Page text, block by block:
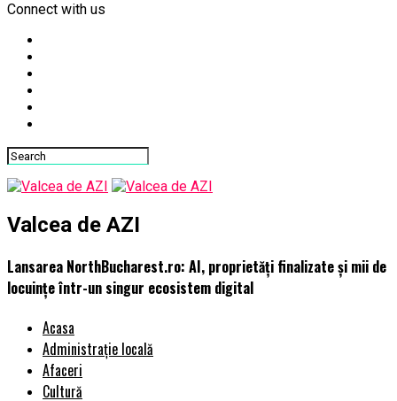
Connect with us
Valcea de AZI
Lansarea NorthBucharest.ro: AI, proprietăți finalizate și mii de
locuințe într-un singur ecosistem digital
Acasa
Administrație locală
Afaceri
Cultură